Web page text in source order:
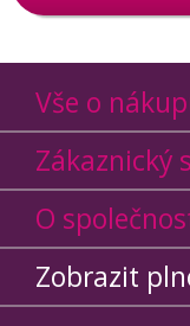
Vše o
Zákaznický
O
Zobrazit